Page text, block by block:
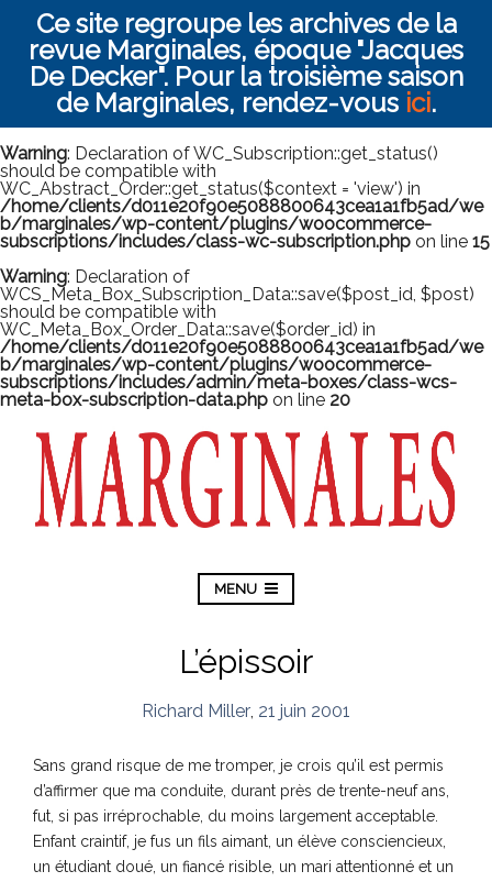
Ce site regroupe les archives de la
revue Marginales, époque "Jacques
De Decker". Pour la troisième saison
de Marginales, rendez-vous ici.
Warning: Declaration of WC_Subscription::get_status()
should be compatible with
WC_Abstract_Order::get_status($context = 'view') in
/home/clients/d011e20f90e5088800643cea1a1fb5ad/we
b/marginales/wp-content/plugins/woocommerce-
subscriptions/includes/class-wc-subscription.php on line 15
Warning: Declaration of
WCS_Meta_Box_Subscription_Data::save($post_id, $post)
should be compatible with
WC_Meta_Box_Order_Data::save($order_id) in
/home/clients/d011e20f90e5088800643cea1a1fb5ad/we
b/marginales/wp-content/plugins/woocommerce-
subscriptions/includes/admin/meta-boxes/class-wcs-
meta-box-subscription-data.php on line 20
MENU
L’épissoir
Richard Miller 21 juin 2001
Sans grand risque de me tromper, je crois qu’il est permis
d’affirmer que ma conduite, durant près de trente-neuf ans,
fut, si pas irréprochable, du moins largement acceptable.
Enfant craintif, je fus un fils aimant, un élève consciencieux,
un étudiant doué, un fiancé risible, un mari attentionné et un